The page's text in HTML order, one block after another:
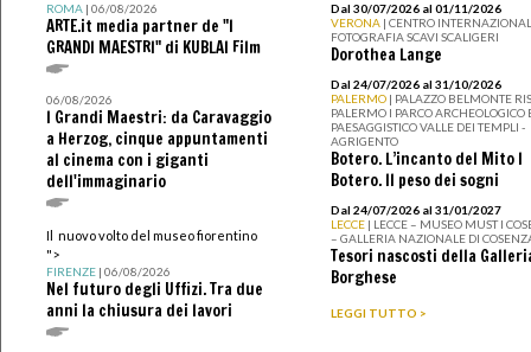
ROMA| 06/08/2026
ARTE.it media partner de "I
GRANDI MAESTRI" di KUBLAI Film
06/08/2026
I Grandi Maestri: da Caravaggio
a Herzog, cinque appuntamenti
al cinema con i giganti
dell'immaginario
Il nuovo volto del museo fiorentino
">
FIRENZE| 06/08/2026
Nel futuro degli Uffizi. Tra due
anni la chiusura dei lavori
Dal 30/07/2026 al 01/11/2026
VERONA | CENTRO
FOTOGRAFIA SCAVI SCALIGERI
Dorothea Lange
Dal 24/07/2026 al 31/10/2026
PALERMO | PALAZZO BELMONTE
PALERMO I PARCO ARCHEOLOGICO
PAESAGGISTICO VALLE DEI TEMPLI -
AGRIGENTO
Botero. L’incanto del Mito I
Botero. Il peso dei sogni
Dal 24/07/2026 al 31/01/2027
LECCE | LECCE – MUSEO MUST I
– GALLERIA NAZIONALE DI
Tesori nascosti della
Borghese
LEGGI TUTTO >